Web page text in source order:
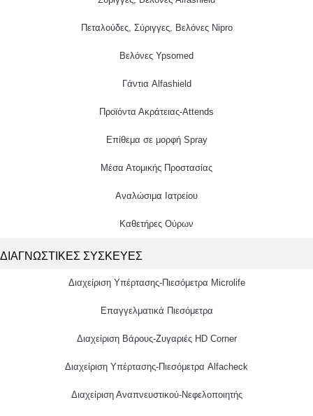
Πεταλούδες, Σύριγγες, Βελόνες Nipro
Βελόνες Ypsomed
Γάντια Alfashield
Προϊόντα Ακράτειας-Attends
Επίθεμα σε μορφή Spray
Μέσα Ατομικής Προστασίας
Αναλώσιμα Ιατρείου
Καθετήρες Ούρων
ΔΙΑΓΝΩΣΤΙΚΕΣ ΣΥΣΚΕΥΕΣ
Διαχείριση Υπέρτασης-Πιεσόμετρα Microlife
Επαγγελματικά Πιεσόμετρα
Διαχείριση Βάρους-Ζυγαριές HD Corner
Διαχείριση Υπέρτασης-Πιεσόμετρα Alfacheck
Διαχείριση Αναπνευστικού-Νεφελοποιητής